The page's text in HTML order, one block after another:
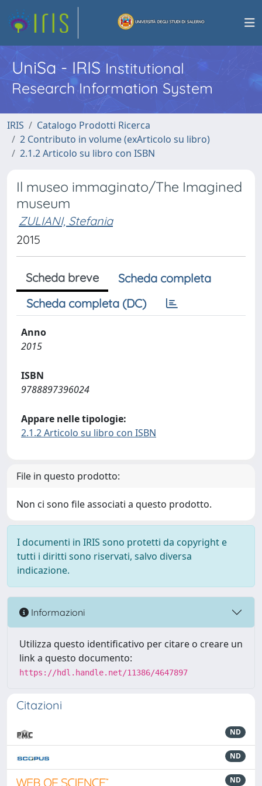
UniSa - IRISInstitutional
Research Information System
IRIS
Catalogo Prodotti Ricerca
2 Contributo in volume (exArticolo su libro)
2.1.2 Articolo su libro con ISBN
Il museo immaginato/The Imagined
museum
ZULIANI, Stefania
2015
Scheda breve
Scheda completa
Scheda completa (DC)
Anno
2015
ISBN
9788897396024
Appare nelle tipologie:
2.1.2 Articolo su libro con ISBN
File in questo prodotto:
Non ci sono file associati a questo prodotto.
I documenti in IRIS sono protetti da copyright e
tutti i diritti sono riservati, salvo diversa
indicazione.
Informazioni
Utilizza questo identificativo per citare o creare un
link a questo documento:
https://hdl.handle.net/11386/4647897
Citazioni
ND
ND
ND